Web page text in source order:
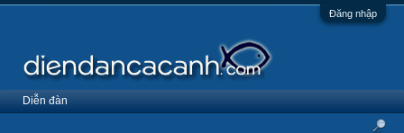
Đăng nhập
Diễn đàn